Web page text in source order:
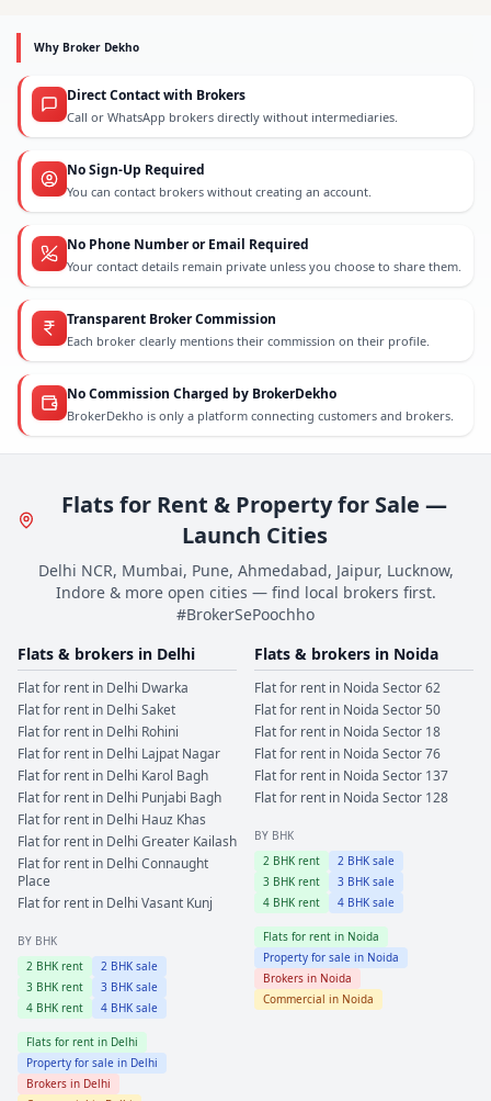
Why Broker Dekho
Direct Contact with Brokers
Call or WhatsApp brokers directly without intermediaries.
No Sign-Up Required
You can contact brokers without creating an account.
No Phone Number or Email Required
Your contact details remain private unless you choose to share them.
Transparent Broker Commission
Each broker clearly mentions their commission on their profile.
No Commission Charged by BrokerDekho
BrokerDekho is only a platform connecting customers and brokers.
Flats for Rent & Property for Sale —
Launch Cities
Delhi NCR, Mumbai, Pune, Ahmedabad, Jaipur, Lucknow,
Indore & more open cities — find local brokers first.
#BrokerSePoochho
Flats & brokers in Delhi
Flat for rent in Delhi Dwarka
Flat for rent in Delhi Saket
Flat for rent in Delhi Rohini
Flat for rent in Delhi Lajpat Nagar
Flat for rent in Delhi Karol Bagh
Flat for rent in Delhi Punjabi Bagh
Flat for rent in Delhi Hauz Khas
Flat for rent in Delhi Greater Kailash
Flat for rent in Delhi Connaught
Place
Flat for rent in Delhi Vasant Kunj
BY BHK
2 BHK rent 2 BHK sale
3 BHK rent 3 BHK sale
4 BHK rent 4 BHK sale
Flats for rent in Delhi
Property for sale in Delhi
Brokers in Delhi
Flats & brokers in Noida
Flat for rent in Noida Sector 62
Flat for rent in Noida Sector 50
Flat for rent in Noida Sector 18
Flat for rent in Noida Sector 76
Flat for rent in Noida Sector 137
Flat for rent in Noida Sector 128
BY BHK
2 BHK rent 2 BHK sale
3 BHK rent 3 BHK sale
4 BHK rent 4 BHK sale
Flats for rent in Noida
Property for sale in Noida
Brokers in Noida
Commercial in Noida